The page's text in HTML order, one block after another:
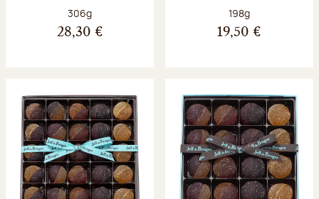
Poids net :
306g
28,30 €
Poids net :
198g
19,50 €